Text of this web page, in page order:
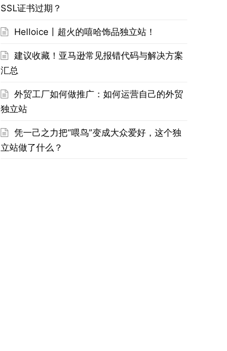
SSL证书过期？
Helloice丨超火的嘻哈饰品独立站！
建议收藏！亚马逊常见报错代码与解决方案
汇总
外贸工厂如何做推广：如何运营自己的外贸
独立站
凭一己之力把“喂鸟”变成大众爱好，这个独
立站做了什么？